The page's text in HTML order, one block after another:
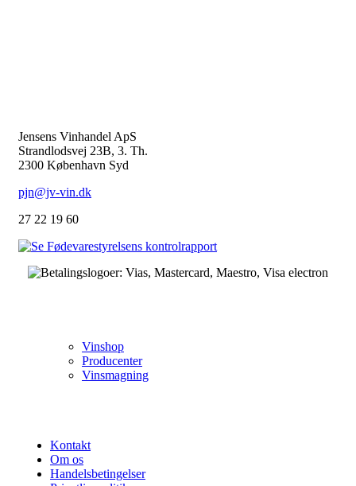
Jensens Vinhandel ApS
Strandlodsvej 23B, 3. Th.
2300 København Syd
pjn@jv-vin.dk
27 22 19 60
Vinshop
Producenter
Vinsmagning
Kontakt
Om os
Handelsbetingelser